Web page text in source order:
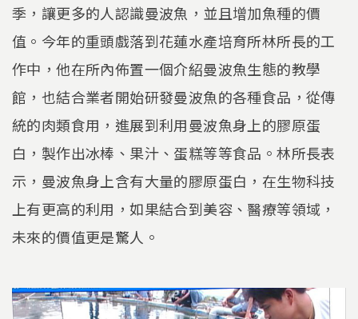
季，讓更多的人認識曼波魚，並且增加魚種的價
值。今年的重頭戲落到花蓮水產培育所林所長的工
作中，他在所內佈置一個介紹曼波魚生態的教學
館，也結合業者開始研發曼波魚的各種食品，從傳
統的肉類食用，進展到利用曼波魚身上的膠原蛋
白，製作出冰棒、果汁、蛋糕等等食品。林所長表
示，曼波魚身上含有大量的膠原蛋白，在生物科技
上有更高的利用，如果結合到美容、醫療等領域，
未來的價值更是驚人。